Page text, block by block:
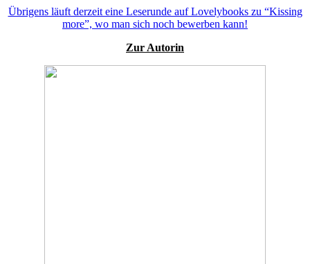
Übrigens läuft derzeit eine Leserunde auf Lovelybooks zu “Kissing
more”, wo man sich noch bewerben kann!
Zur Autorin